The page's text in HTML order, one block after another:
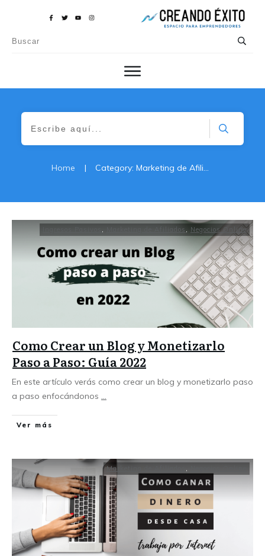
Home | Category: Marketing de Afiliados
Marketing de Afiliados Negocios Online
Como Crear un Blog y Monetizarlo
Paso a Paso: Guía 2022
En este artículo verás como crear un blog y monetizarlo paso
a paso enfocándonos ...
Ver más
Marketing de Afiliados